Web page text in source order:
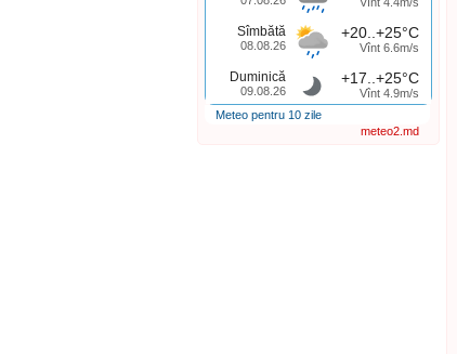
Sîmbătă
08.08.26
+20..+25°C
Vînt 6.6m/s
Duminică
09.08.26
+17..+25°C
Vînt 4.9m/s
Meteo pentru 10 zile
meteo2.md